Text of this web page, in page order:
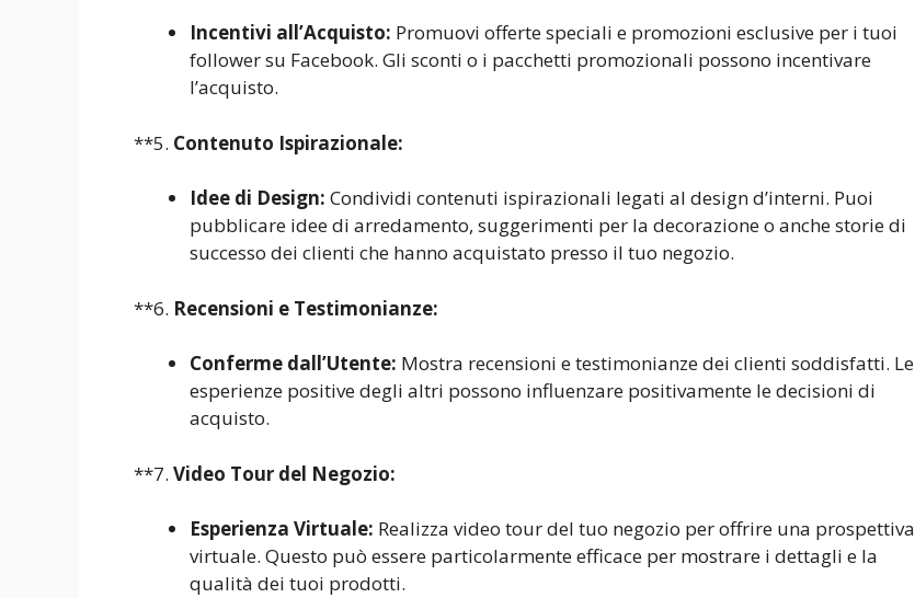
Incentivi all’Acquisto: Promuovi offerte speciali e promozioni esclusive per i tuoi
follower su Facebook. Gli sconti o i pacchetti promozionali possono incentivare
l’acquisto.
**5. Contenuto Ispirazionale:
Idee di Design: Condividi contenuti ispirazionali legati al design d’interni. Puoi
pubblicare idee di arredamento, suggerimenti per la decorazione o anche storie di
successo dei clienti che hanno acquistato presso il tuo negozio.
**6. Recensioni e Testimonianze:
Conferme dall’Utente: Mostra recensioni e testimonianze dei clienti soddisfatti. Le
esperienze positive degli altri possono influenzare positivamente le decisioni di
acquisto.
**7. Video Tour del Negozio:
Esperienza Virtuale: Realizza video tour del tuo negozio per offrire una prospettiva
virtuale. Questo può essere particolarmente efficace per mostrare i dettagli e la
qualità dei tuoi prodotti.